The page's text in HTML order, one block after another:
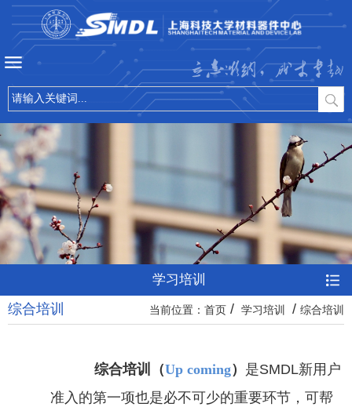
立志微纳，成才卓越
学习培训
当前位置： 首页 / 学习培训 / 综合培训
综合培训
综合培训（Up coming） 是SMDL新用户
准入的第一项也是必不可少的重要环节，可帮